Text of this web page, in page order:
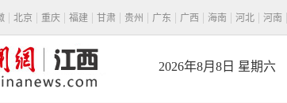
北京 重庆 福建 甘肃 贵州 广东 广西 海南 河北 河南
2026年8月8日 星期六